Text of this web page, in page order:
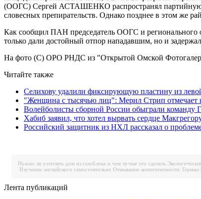
(ООГС) Сергей АСТАШЕНКО распространял партийную
словесных препирательств. Однако позднее в этом
Как сообщил ПАН председатель ООГС и регионального
только дали достойный отпор нападавшим, но и
На фото (С) ОРО РНДС из "Открытой Омской
Читайте также
Селихову удалили фиксирующую пластину из
"Женщина с тысячью лиц": Мерил Стрип отмечает
Волейболисты сборной России обыграли команду
Хабиб заявил, что хотел вырвать сердце
Российский защитник из НХЛ рассказал о
Нужно ли утеплять дом из газоблока и чем лучше это сделать
Изучение английского самостоятельно Отмывание компетентности:
Лента публикаций